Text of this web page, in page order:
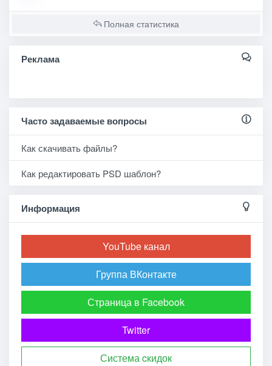
Полная статистика
Реклама
Часто задаваемые вопросы
Как скачивать файлы?
Как редактировать PSD шаблон?
Информация
YouTube канал
Группа ВКонтакте
Страница в Facebook
Twitter
Система cкидок